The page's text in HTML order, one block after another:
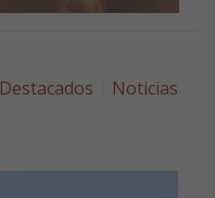
Destacados
Noticias